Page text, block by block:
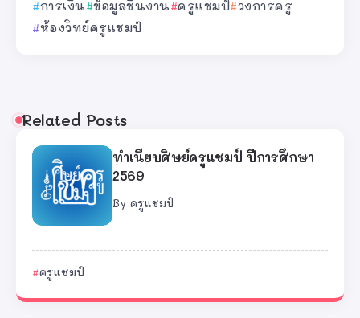
การเงิน ข้อมูลชิ้นงาน ครูแชมป์ วงการครู
ห้องวิทย์ครูแชมป์
Related Posts
ทำเนียบศิษย์ครูแชมป์ ปีการศึกษา
2569
By ครูแชมป์
ครูแชมป์